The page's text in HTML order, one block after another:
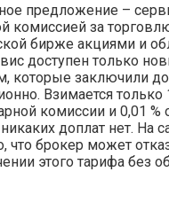
предложение –
комиссией за
бирже акциями и
доступен только
которые заключили
Взимается только
комиссии и 0,01 %
доплат нет. На
что брокер может
этого тарифа без